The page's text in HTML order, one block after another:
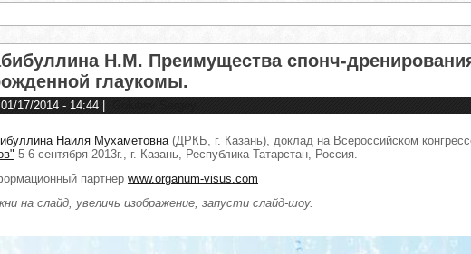
Н.М. Преимущества спонч-
глаукомы.
17/2014 - 14:44 |
Наиля Мухаметовна (ДРКБ, г. Казань), доклад на Всероссийском
5-6 сентября 2013г., г. Казань, Республика Татарстан, Россия.
партнер www.organum-visus.com
на слайд, увеличь изображение, запусти слайд-шоу.